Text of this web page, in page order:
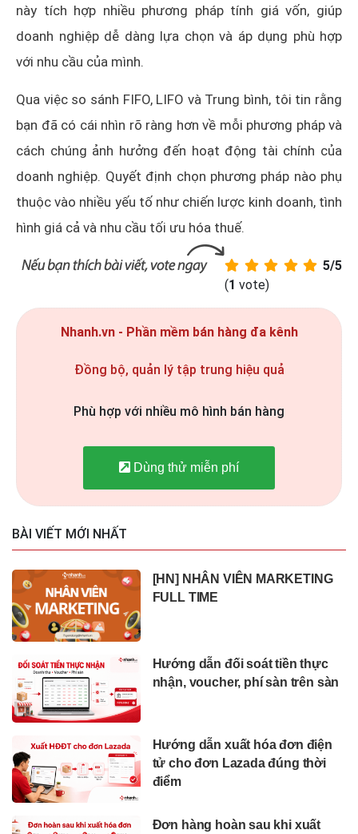
này tích hợp nhiều phương pháp tính giá vốn, giúp
doanh nghiệp dễ dàng lựa chọn và áp dụng phù hợp
với nhu cầu của mình.
Qua việc so sánh FIFO, LIFO và Trung bình, tôi tin rằng
bạn đã có cái nhìn rõ ràng hơn về mỗi phương pháp và
cách chúng ảnh hưởng đến hoạt động tài chính của
doanh nghiệp. Quyết định chọn phương pháp nào phụ
thuộc vào nhiều yếu tố như chiến lược kinh doanh, tình
hình giá cả và nhu cầu tối ưu hóa thuế.
5/5
(1 vote)
Nhanh.vn - Phần mềm bán hàng đa kênh
Đồng bộ, quản lý tập trung hiệu quả
Phù hợp với nhiều mô hình bán hàng
Dùng thử miễn phí
BÀI VIẾT MỚI NHẤT
[HN] NHÂN VIÊN MARKETING
FULL TIME
Hướng dẫn đối soát tiền thực
nhận, voucher, phí sàn trên sàn
Hướng dẫn xuất hóa đơn điện
tử cho đơn Lazada đúng thời
điểm
Đơn hàng hoàn sau khi xuất